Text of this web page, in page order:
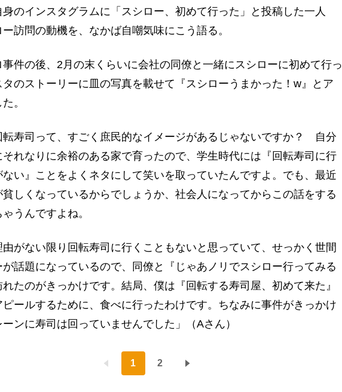
身のインスタグラムに「スシロー、初めて行った」と投稿した一人
訪問の動機を、なかば自嘲気味にこう語る。
事件の後、2月の末くらいに会社の同僚と一緒にスシローに初めて行っ
タのストーリーに皿の写真を載せて『スシローうまかった！w』とア
。
寿司って、すごく庶民的なイメージがあるじゃないですか？ 自分
それなりに余裕のある家で育ったので、学生時代には『回転寿司に行
ない』ことをよくネタにして笑いを取っていたんですよ。でも、最近
貧しくなっているからでしょうか、社会人になってからこの話をする
うんですよね。
がない限り回転寿司に行くこともないと思っていて、せっかく世間
が話題になっているので、同僚と『じゃあノリでスシロー行ってみる
たのがきっかけです。結局、僕は『回転する寿司屋、初めて来た』
ピールするために、食べに行ったわけです。ちなみに事件がきっかけ
ンに寿司は回っていませんでした」（Aさん）
1 2